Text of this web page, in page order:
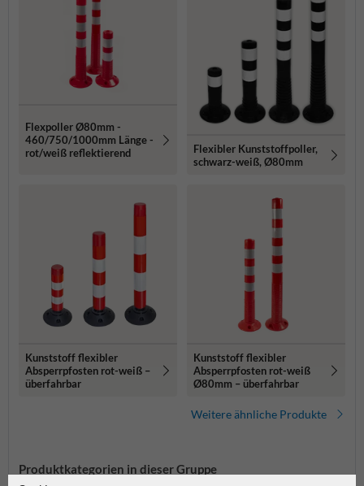
Flexpoller Ø80mm -
460/750/1000mm Länge -
rot/weiß reflektierend
Flexibler Kunststoffpoller,
schwarz-weiß, Ø80mm
Kunststoff flexibler
Absperrpfosten rot-weiß –
überfahrbar
Kunststoff flexibler
Absperrpfosten rot-weiß
Ø80mm – überfahrbar
Weitere ähnliche Produkte
Produktkategorien in dieser Gruppe